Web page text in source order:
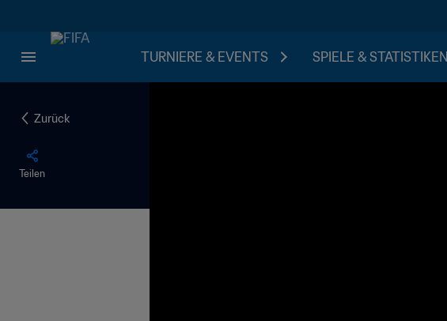
TURNIERE & EVENTS SPIELE & STATISTIKEN
Zurück
Teilen